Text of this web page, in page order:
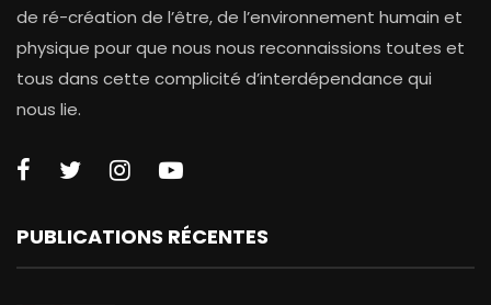
de ré-création de l’être, de l’environnement humain et
physique pour que nous nous reconnaissions toutes et
tous dans cette complicité d’interdépendance qui
nous lie.
PUBLICATIONS RÉCENTES